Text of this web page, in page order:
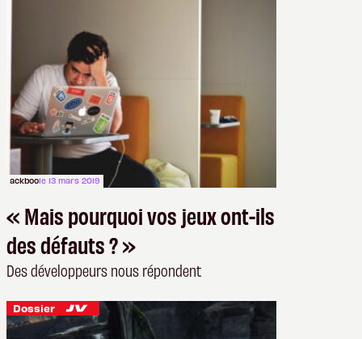
ackboole 13 mars 2019
« Mais pourquoi vos jeux ont-ils
des défauts ? »
Des développeurs nous répondent
Dossier